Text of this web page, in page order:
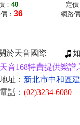
：40
： 36
定
網路
於天音國際
天音168特賣提供樂
地址： 新北市中和區
電話： (02)3234-6080